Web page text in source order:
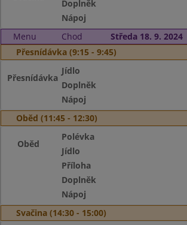
Doplněk
Nápoj
Menu
Chod
Středa 18. 9. 2024
Přesnídávka (9:15 - 9:45)
Přesnídávka
Jídlo
Doplněk
Nápoj
Oběd (11:45 - 12:30)
Oběd
Polévka
Jídlo
Příloha
Doplněk
Nápoj
Svačina (14:30 - 15:00)